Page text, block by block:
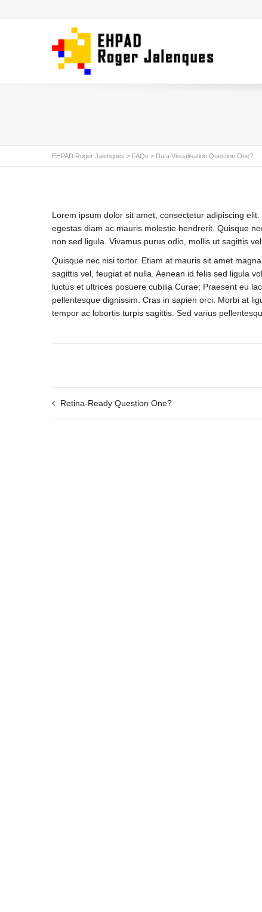
EHPAD Roger Jalenques > FAQs > Data Visualisation Question One?
Lorem ipsum dolor sit amet, consectetur adipiscing
egestas diam ac mauris molestie hendrerit. Quisque
non sed ligula. Vivamus purus odio, mollis ut sagittis
Quisque nec nisi tortor. Etiam at mauris sit amet
sagittis vel, feugiat et nulla. Aenean id felis sed ligula
luctus et ultrices posuere cubilia Curae; Praesent eu
pellentesque dignissim. Cras in sapien orci. Morbi at
tempor ac lobortis turpis sagittis. Sed varius
Retina-Ready Question One?